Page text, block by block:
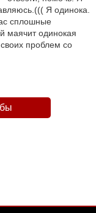
Я одинока.
сплошные
маячит одинокая
проблем со